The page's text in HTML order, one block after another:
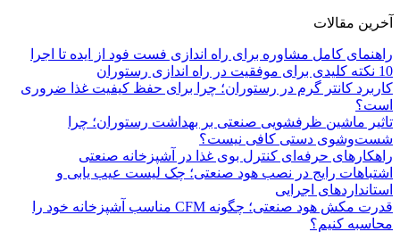
آخرین مقالات
راهنمای کامل مشاوره برای راه اندازی فست فود از ایده تا اجرا
10 نکته کلیدی برای موفقیت در راه اندازی رستوران
کاربرد کانتر گرم در رستوران؛ چرا برای حفظ کیفیت غذا ضروری
است؟
تاثیر ماشین ظرفشویی صنعتی بر بهداشت رستوران؛ چرا
شست‌وشوی دستی کافی نیست؟
راهکارهای حرفه‌ای کنترل بوی غذا در آشپزخانه صنعتی
اشتباهات رایج در نصب هود صنعتی؛ چک لیست عیب یابی و
استانداردهای اجرایی
قدرت مکش هود صنعتی؛ چگونه CFM مناسب آشپزخانه خود را
محاسبه کنیم؟